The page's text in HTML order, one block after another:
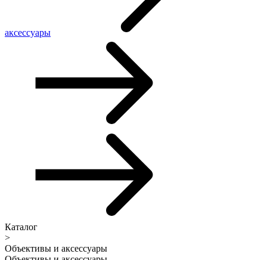
аксессуары
Каталог
>
Объективы и аксессуары